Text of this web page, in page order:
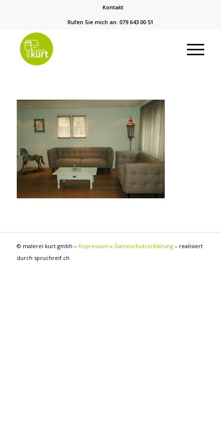
Kontakt
Rufen Sie mich an: 079 643 00 51
© malerei kurt gmbh – Impressum – Datenschutzerklärung– realisiert
durch spruchreif.ch